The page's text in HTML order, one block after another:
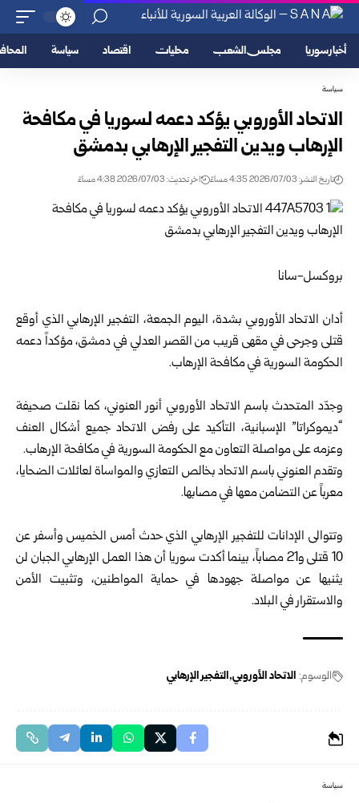
أخبار سوريا مجلس الشعب محليات اقتصاد سياسة
سياسة
الاتحاد الأوروبي يؤكد دعمه لسوريا في مكافحة
الإرهاب ويدين التفجير الإرهابي بدمشق
تاريخ النشر: 2026/07/03 4:35 مساءً اخر تحديث: 2026/07/03 4:38 مساءً
بروكسل-سانا
أدان الاتحاد الأوروبي بشدة، اليوم الجمعة، التفجير الإرهابي الذي أوقع
قتلى وجرحى في مقهى قريب من القصر العدلي في دمشق، مؤكداً دعمه
الحكومة السورية في مكافحة الإرهاب.
وجدّد المتحدث باسم الاتحاد الأوروبي أنور العنوني، كما نقلت صحيفة
“ديموكراتا” الإسبانية، التأكيد على رفض الاتحاد جميع أشكال العنف
وعزمه على مواصلة التعاون مع الحكومة السورية في مكافحة الإرهاب.
وتقدم العنوني باسم الاتحاد بخالص التعازي والمواساة لعائلات الضحايا،
معرباً عن التضامن معها في مصابها.
وتتوالى الإدانات للتفجير الإرهابي الذي حدث أمس الخميس وأسفر عن
10 قتلى و21 مصاباً، بينما أكدت سوريا أن هذا العمل الإرهابي الجبان لن
يثنيها عن مواصلة جهودها في حماية المواطنين، وتثبيت الأمن
والاستقرار في البلاد.
الوسوم: الاتحاد الأوروبي التفجير الإرهابي
سياسة